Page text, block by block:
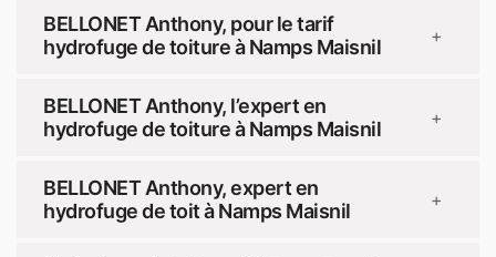
BELLONET Anthony, pour le tarif
hydrofuge de toiture à Namps Maisnil
+
BELLONET Anthony, l’expert en
hydrofuge de toiture à Namps Maisnil
+
BELLONET Anthony, expert en
hydrofuge de toit à Namps Maisnil
+